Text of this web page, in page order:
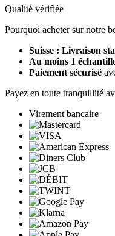
Qualité vérifiée
Pourquoi acheter sur notre
Suisse : Livraison
Au moins 1
Paiement sécurisé
Payez en toute tranquillité
Virement bancaire